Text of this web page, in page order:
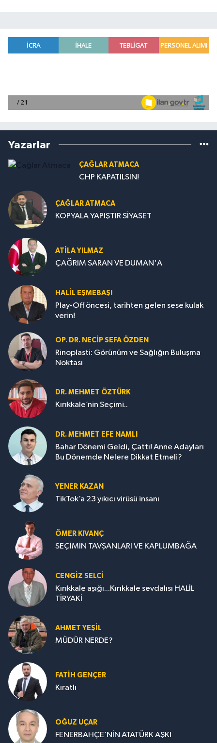
Yazarlar
ÇAĞLAR ATMACA
CHP KAPATILSIN!
ÇAĞLAR ATMACA
KOPYALA YAPIŞTIR SİYASET
ATILA YILMAZ
ÇAĞRIM SARAN VE DUMAN'A
HALIL EŞMEBAŞI
Play-Off öncesi, tarihten gelen sese kulak
verin!
OP. DR. NECIP SEFA ÖZDEN
Rinoplasti: Görünüm ve Sağlığın Buluşma
Noktası
DR. MEHMET ÖZTÜRK
Kırıkkale’nin Seçimi..
DR. MEHMET EFE NAMLI
Bahar Dönemi Geldi, Çattı! Anne Adayları
Bu Dönemde Nelere Dikkat Etmeli?
YENER KAZAN
TikTok’a 23 yıkıcı virüsü insanı
ÖMER KIVANÇ
SEÇİMİN TAVŞANLARI VE KAPLUMBAĞA
CENGİZ SELCİ
Kırıkkale aşığı...Kırıkkale sevdalısı HALİL
TİRYAKİ
AHMET YEŞİL
MÜDÜR NERDE?
FATIH GENÇER
Kıratlı
OĞUZ UÇAR
FENERBAHÇE’NİN ATATÜRK AŞKI